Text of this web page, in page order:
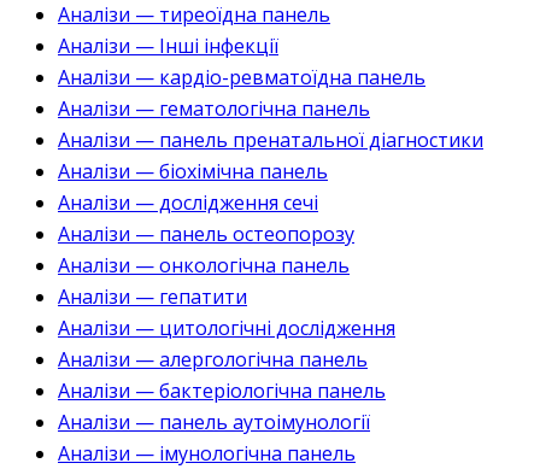
Аналізи — тиреоїдна панель
Аналізи — Інші інфекції
Аналізи — кардіо-ревматоїдна панель
Аналізи — гематологічна панель
Аналізи — панель пренатальної діагностики
Аналізи — біохімічна панель
Аналізи — дослідження сечі
Аналізи — панель остеопорозу
Аналізи — онкологічна панель
Аналізи — гепатити
Аналізи — цитологічні дослідження
Аналізи — алергологічна панель
Аналізи — бактеріологічна панель
Аналізи — панель аутоімунології
Аналізи — імунологічна панель